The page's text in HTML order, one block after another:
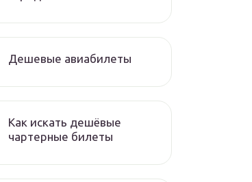
Дешевые авиабилеты
Как искать дешёвые
чартерные билеты